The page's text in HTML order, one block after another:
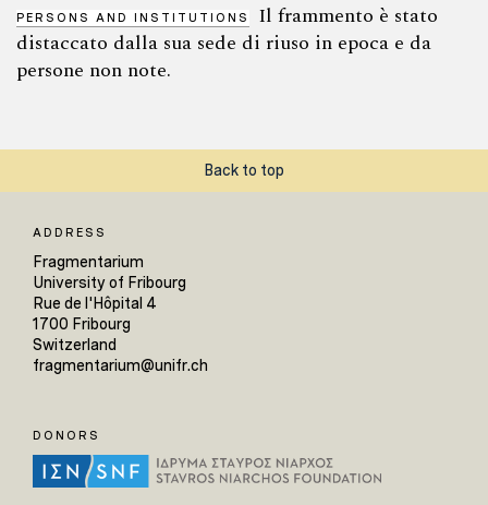
PERSONS AND INSTITUTIONS
Il frammento è stato
distaccato dalla sua sede di riuso in epoca e da
persone non note.
Back to top
ADDRESS
Fragmentarium
University of Fribourg
Rue de l'Hôpital 4
1700 Fribourg
Switzerland
fragmentarium@unifr.ch
DONORS